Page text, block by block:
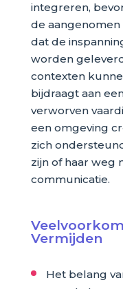
integreren,
de
dat de
worden
contexten
bijdraagt aan
verworven
een omgeving
zich
zijn of haar weg
communicatie.
Vermijden
Het belang